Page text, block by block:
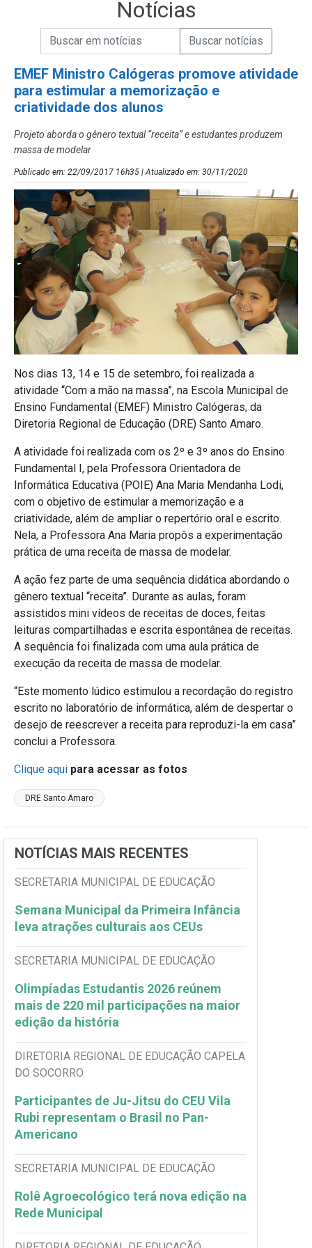
Notícias
Campo de Busca de Notícias
Campo de Busca de informaçõesEnviar a Busca de Notícias
EMEF Ministro Calógeras promove atividade
para estimular a memorização e
criatividade dos alunos
Projeto aborda o gênero textual “receita” e estudantes produzem
massa de modelar
Publicado em: 22/09/2017 16h35 | Atualizado em: 30/11/2020
Nos dias 13, 14 e 15 de setembro, foi realizada a
atividade “Com a mão na massa”, na Escola Municipal de
Ensino Fundamental (EMEF) Ministro Calógeras, da
Diretoria Regional de Educação (DRE) Santo Amaro.
A atividade foi realizada com os 2º e 3º anos do Ensino
Fundamental I, pela Professora Orientadora de
Informática Educativa (POIE) Ana Maria Mendanha Lodi,
com o objetivo de estimular a memorização e a
criatividade, além de ampliar o repertório oral e escrito.
Nela, a Professora Ana Maria propôs a experimentação
prática de uma receita de massa de modelar.
A ação fez parte de uma sequência didática abordando o
gênero textual “receita”. Durante as aulas, foram
assistidos mini vídeos de receitas de doces, feitas
leituras compartilhadas e escrita espontânea de receitas.
A sequência foi finalizada com uma aula prática de
execução da receita de massa de modelar.
“Este momento lúdico estimulou a recordação do registro
escrito no laboratório de informática, além de despertar o
desejo de reescrever a receita para reproduzi-la em casa”
conclui a Professora.
Clique aqui para acessar as fotos
DRE Santo Amaro
NOTÍCIAS MAIS RECENTES
SECRETARIA MUNICIPAL DE EDUCAÇÃO
Semana Municipal da Primeira Infância
leva atrações culturais aos CEUs
SECRETARIA MUNICIPAL DE EDUCAÇÃO
Olimpíadas Estudantis 2026 reúnem
mais de 220 mil participações na maior
edição da história
DIRETORIA REGIONAL DE EDUCAÇÃO CAPELA
DO SOCORRO
Participantes de Ju-Jitsu do CEU Vila
Rubi representam o Brasil no Pan-
Americano
SECRETARIA MUNICIPAL DE EDUCAÇÃO
Rolê Agroecológico terá nova edição na
Rede Municipal